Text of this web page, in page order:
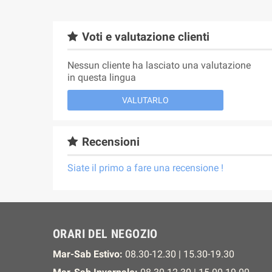
Voti e valutazione clienti
Nessun cliente ha lasciato una valutazione
in questa lingua
VALUTARLO
Recensioni
Siate il primo a fare una recensione !
ORARI DEL NEGOZIO
Mar-Sab Estivo: 08.30-12.30 | 15.30-19.30